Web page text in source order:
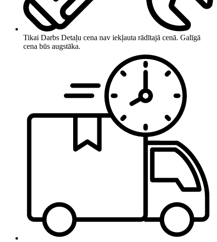
Tikai Darbs Detaļu cena nav iekļauta rādītajā cenā. Galīgā
cena būs augstāka.